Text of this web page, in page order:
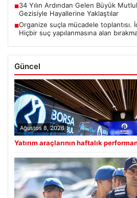
■34 Yılın Ardından Gelen Büyük
Gezisiyle Hayallerine Yaklaştılar
■Organize suçla mücadele toplantısı.
Hiçbir suç yapılanmasına alan
Güncel
Ağustos 8, 2026
Yatırım araçlarının haftalık